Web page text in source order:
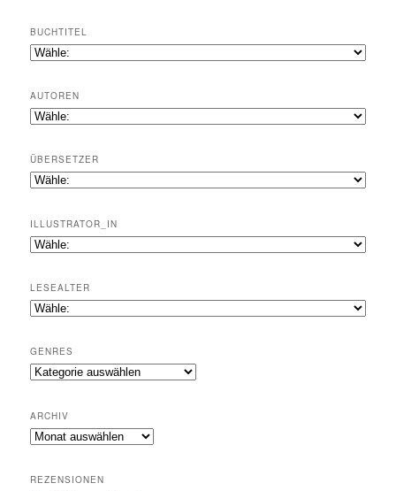
BUCHTITEL
AUTOREN
ÜBERSETZER
ILLUSTRATOR_IN
LESEALTER
GENRES
Genres
ARCHIV
Archiv
REZENSIONEN